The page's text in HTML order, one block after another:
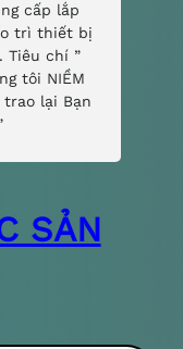
cấp lắp
trì thiết bị
Tiêu chí ”
tôi NIỀM
trao lại Bạn
SẢN